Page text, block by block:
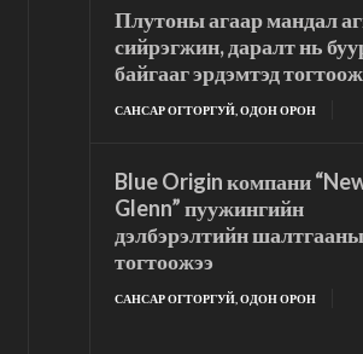
Плутоны агаар мандал
сийрэгжин, даралт нь
байгааг эрдэмтэд
САНСАР ОГТОРГУЙ, ОДОН ОРОН
Blue Origin компани
Glenn” пуужингийн
дэлбэрэлтийн
тогтоожээ
САНСАР ОГТОРГУЙ, ОДОН ОРОН